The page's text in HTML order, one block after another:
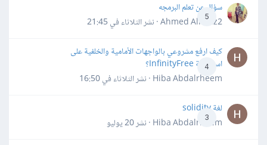
5
سؤال عن تعلم البرمجه
Ahmed Alhafiz2 · نشر
الثلاثاء في 21:45
4
كيف ارفع مشروعي بالواجهات الأمامية والخلفية على
استضافة InfinityFree؟
Hiba Abdalrheem · نشر
الثلاثاء في 16:50
3
لغة solidity
Hiba Abdalrheem · نشر
20 يوليو